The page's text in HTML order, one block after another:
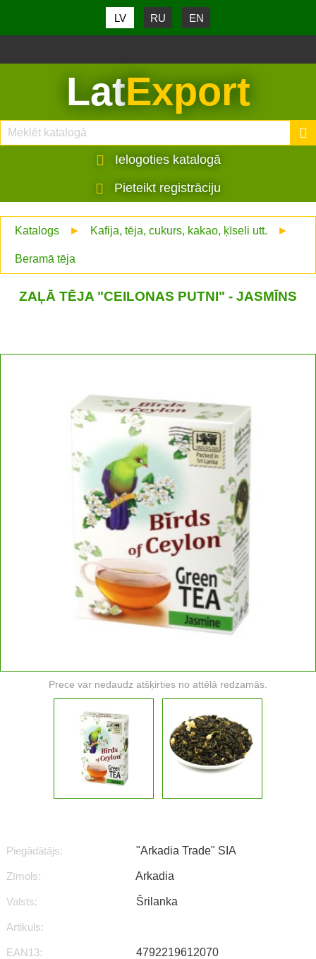
LV RU EN
LatExport
Ielogoties katalogā
Pieteikt registrāciju
Katalogs ► Kafija, tēja, cukurs, kakao, ķīseli utt. ►
Beramā tēja
ZAĻĀ TĒJA "CEILONAS PUTNI" - JASMĪNS
Prece var nedaudz atšķirties no attēlā redzamās.
Piegādātājs: "Arkadia Trade" SIA
Zīmols: Arkadia
Valsts: Šrilanka
Artikuls:
EAN13: 4792219612070